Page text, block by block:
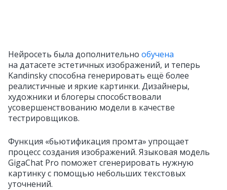
Нейросеть была дополнительно обучена
на датасете эстетичных изображений, и теперь
Kandinsky способна генерировать ещё более
реалистичные и яркие картинки. Дизайнеры,
художники и блогеры способствовали
усовершенствованию модели в качестве
тестрировщиков.
Функция «бьютификация промта» упрощает
процесс создания изображений. Языковая модель
GigaChat Pro поможет сгенерировать нужную
картинку с помощью небольших текстовых
уточнений.